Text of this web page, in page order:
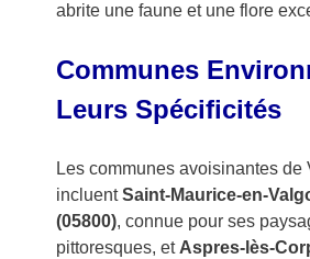
abrite une faune et une flore
Communes
Leurs Spécificités
Les communes avoisinantes de
incluentSaint-Maurice-en-
(05800), connue pour ses
pittoresques, et Aspres-lès-